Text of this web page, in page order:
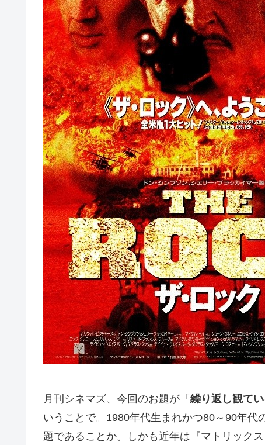
月刊シネマズ、今回のお題が「 繰り返し観て
いうことで。1980年代生まれかつ80～90年
題であることか。しかも近年は『マトリック